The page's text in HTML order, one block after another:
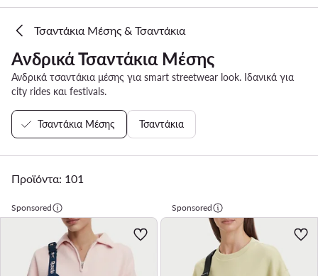
Τσαντάκια Μέσης & Τσαντάκια
Ανδρικά Τσαντάκια Μέσης
Ανδρικά τσαντάκια μέσης για smart streetwear look. Ιδανικά για
city rides και festivals.
Τσαντάκια Μέσης Τσαντάκια
Προϊόντα: 101
Sponsored Sponsored